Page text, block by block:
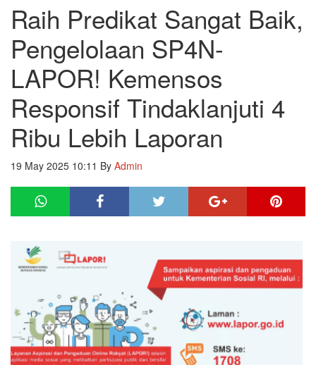
Raih Predikat Sangat Baik,
Pengelolaan SP4N-
LAPOR! Kemensos
Responsif Tindaklanjuti 4
Ribu Lebih Laporan
19 May 2025 10:11 By Admin